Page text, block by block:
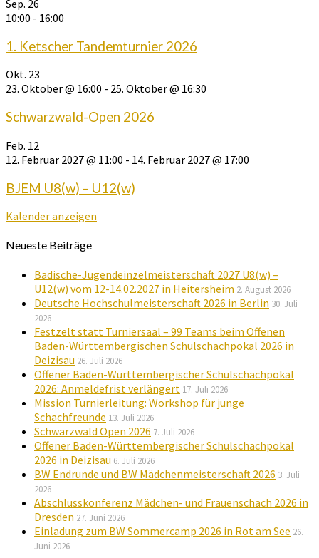
Sep. 26
10:00 - 16:00
1. Ketscher Tandemturnier 2026
Okt. 23
23. Oktober @ 16:00 - 25. Oktober @ 16:30
Schwarzwald-Open 2026
Feb. 12
12. Februar 2027 @ 11:00 - 14. Februar 2027 @ 17:00
BJEM U8(w) – U12(w)
Kalender anzeigen
Neueste Beiträge
Badische-Jugendeinzelmeisterschaft 2027 U8(w) –
U12(w) vom 12-14.02.2027 in Heitersheim 2. August 2026
Deutsche Hochschulmeisterschaft 2026 in Berlin 30. Juli
2026
Festzelt statt Turniersaal – 99 Teams beim Offenen
Baden-Württembergischen Schulschachpokal 2026 in
Deizisau 26. Juli 2026
Offener Baden-Württembergischer Schulschachpokal
2026: Anmeldefrist verlängert 17. Juli 2026
Mission Turnierleitung: Workshop für junge
Schachfreunde 13. Juli 2026
Schwarzwald Open 2026 7. Juli 2026
Offener Baden-Württembergischer Schulschachpokal
2026 in Deizisau 6. Juli 2026
BW Endrunde und BW Mädchenmeisterschaft 2026 3. Juli
2026
Abschlusskonferenz Mädchen- und Frauenschach 2026 in
Dresden 27. Juni 2026
Einladung zum BW Sommercamp 2026 in Rot am See 26.
Juni 2026